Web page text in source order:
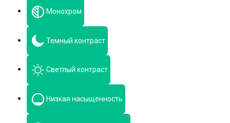
Монохром
Темный контраст
Светлый контраст
Низкая насыщенность